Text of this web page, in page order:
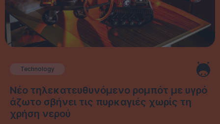
Technology
Νέο τηλεκατευθυνόμενο ρομπότ με υγρό
άζωτο σβήνει τις πυρκαγιές χωρίς τη
χρήση νερού